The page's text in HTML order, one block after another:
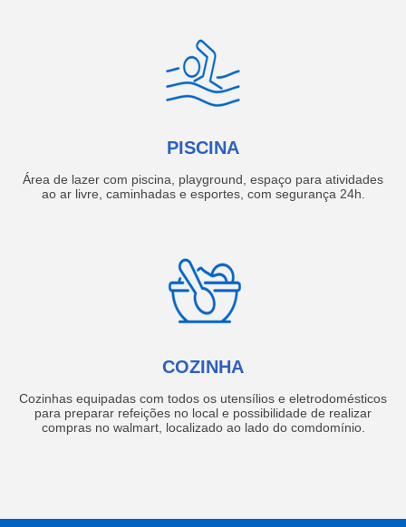
PISCINA
Área de lazer com piscina, playground, espaço para atividades
ao ar livre, caminhadas e esportes, com segurança 24h.
COZINHA
Cozinhas equipadas com todos os utensílios e eletrodomésticos
para preparar refeições no local e possibilidade de realizar
compras no walmart, localizado ao lado do comdomínio.